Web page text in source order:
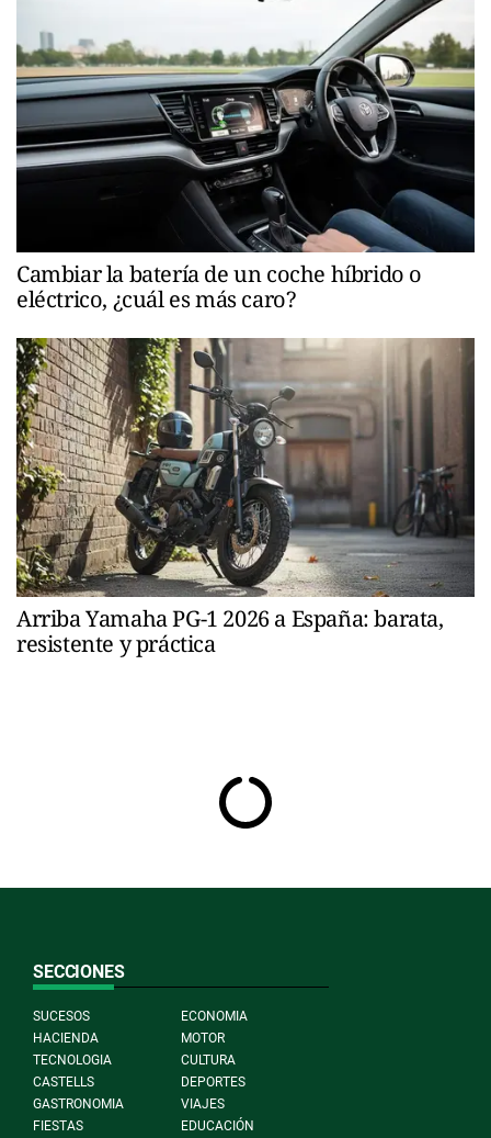
Cambiar la batería de un coche híbrido o
eléctrico, ¿cuál es más caro?
Arriba Yamaha PG-1 2026 a España: barata,
resistente y práctica
SECCIONES
SUCESOS
ECONOMIA
HACIENDA
MOTOR
TECNOLOGIA
CULTURA
CASTELLS
DEPORTES
GASTRONOMIA
VIAJES
FIESTAS
EDUCACIÓN